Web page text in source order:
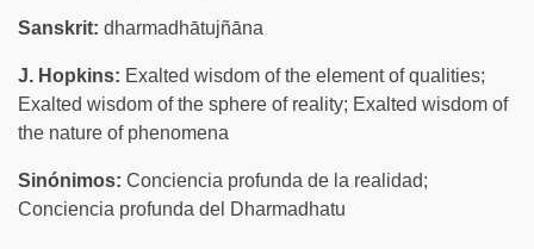
Sanskrit: dharmadhātujñāna
J. Hopkins: Exalted wisdom of the element of qualities;
Exalted wisdom of the sphere of reality; Exalted wisdom of
the nature of phenomena
Sinónimos: Conciencia profunda de la realidad;
Conciencia profunda del Dharmadhatu